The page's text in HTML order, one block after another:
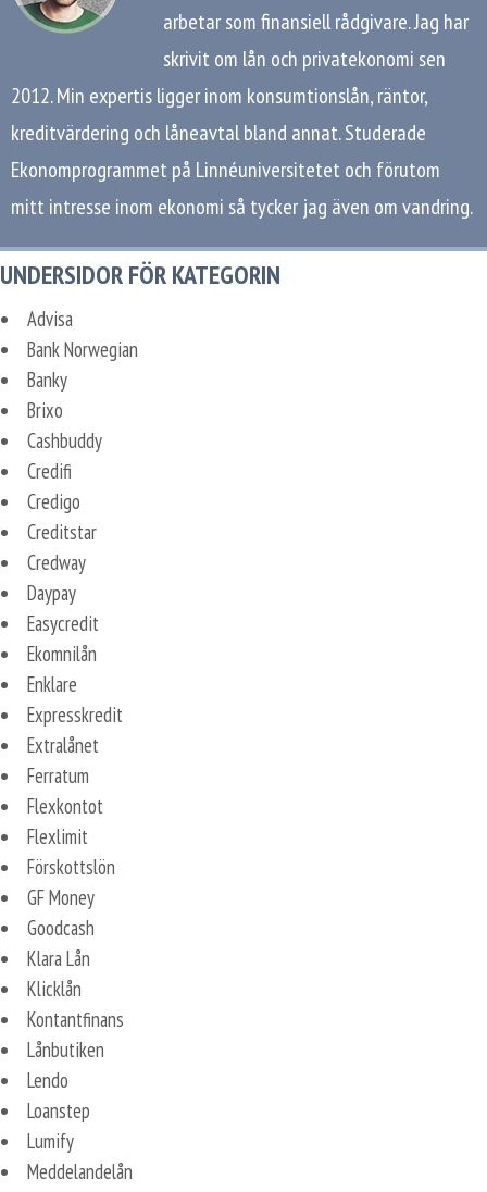
arbetar som finansiell rådgivare. Jag har
skrivit om lån och privatekonomi sen
2012. Min expertis ligger inom konsumtionslån, räntor,
kreditvärdering och låneavtal bland annat. Studerade
Ekonomprogrammet på Linnéuniversitetet och förutom
mitt intresse inom ekonomi så tycker jag även om vandring.
UNDERSIDOR FÖR KATEGORIN
Advisa
Bank Norwegian
Banky
Brixo
Cashbuddy
Credifi
Credigo
Creditstar
Credway
Daypay
Easycredit
Ekomnilån
Enklare
Expresskredit
Extralånet
Ferratum
Flexkontot
Flexlimit
Förskottslön
GF Money
Goodcash
Klara Lån
Klicklån
Kontantfinans
Lånbutiken
Lendo
Loanstep
Lumify
Meddelandelån